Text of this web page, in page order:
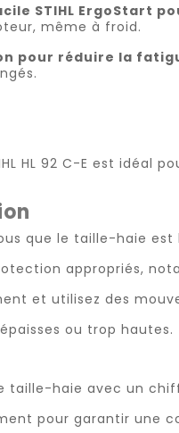
STIHL ErgoStart
même à froid.
pour réduire la
HL 92 C-E est idéal
que le taille-haie
appropriés,
et utilisez des
ou trop hautes.
taille-haie avec un
pour garantir une